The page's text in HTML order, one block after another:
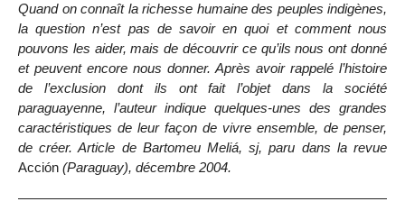
Quand on connaît la richesse humaine des peuples indigènes,
la question n’est pas de savoir en quoi et comment nous
pouvons les aider, mais de découvrir ce qu’ils nous ont donné
et peuvent encore nous donner. Après avoir rappelé l’histoire
de l’exclusion dont ils ont fait l’objet dans la société
paraguayenne, l’auteur indique quelques-unes des grandes
caractéristiques de leur façon de vivre ensemble, de penser,
de créer. Article de Bartomeu Meliá, sj, paru dans la revue
Acción (Paraguay), décembre 2004.